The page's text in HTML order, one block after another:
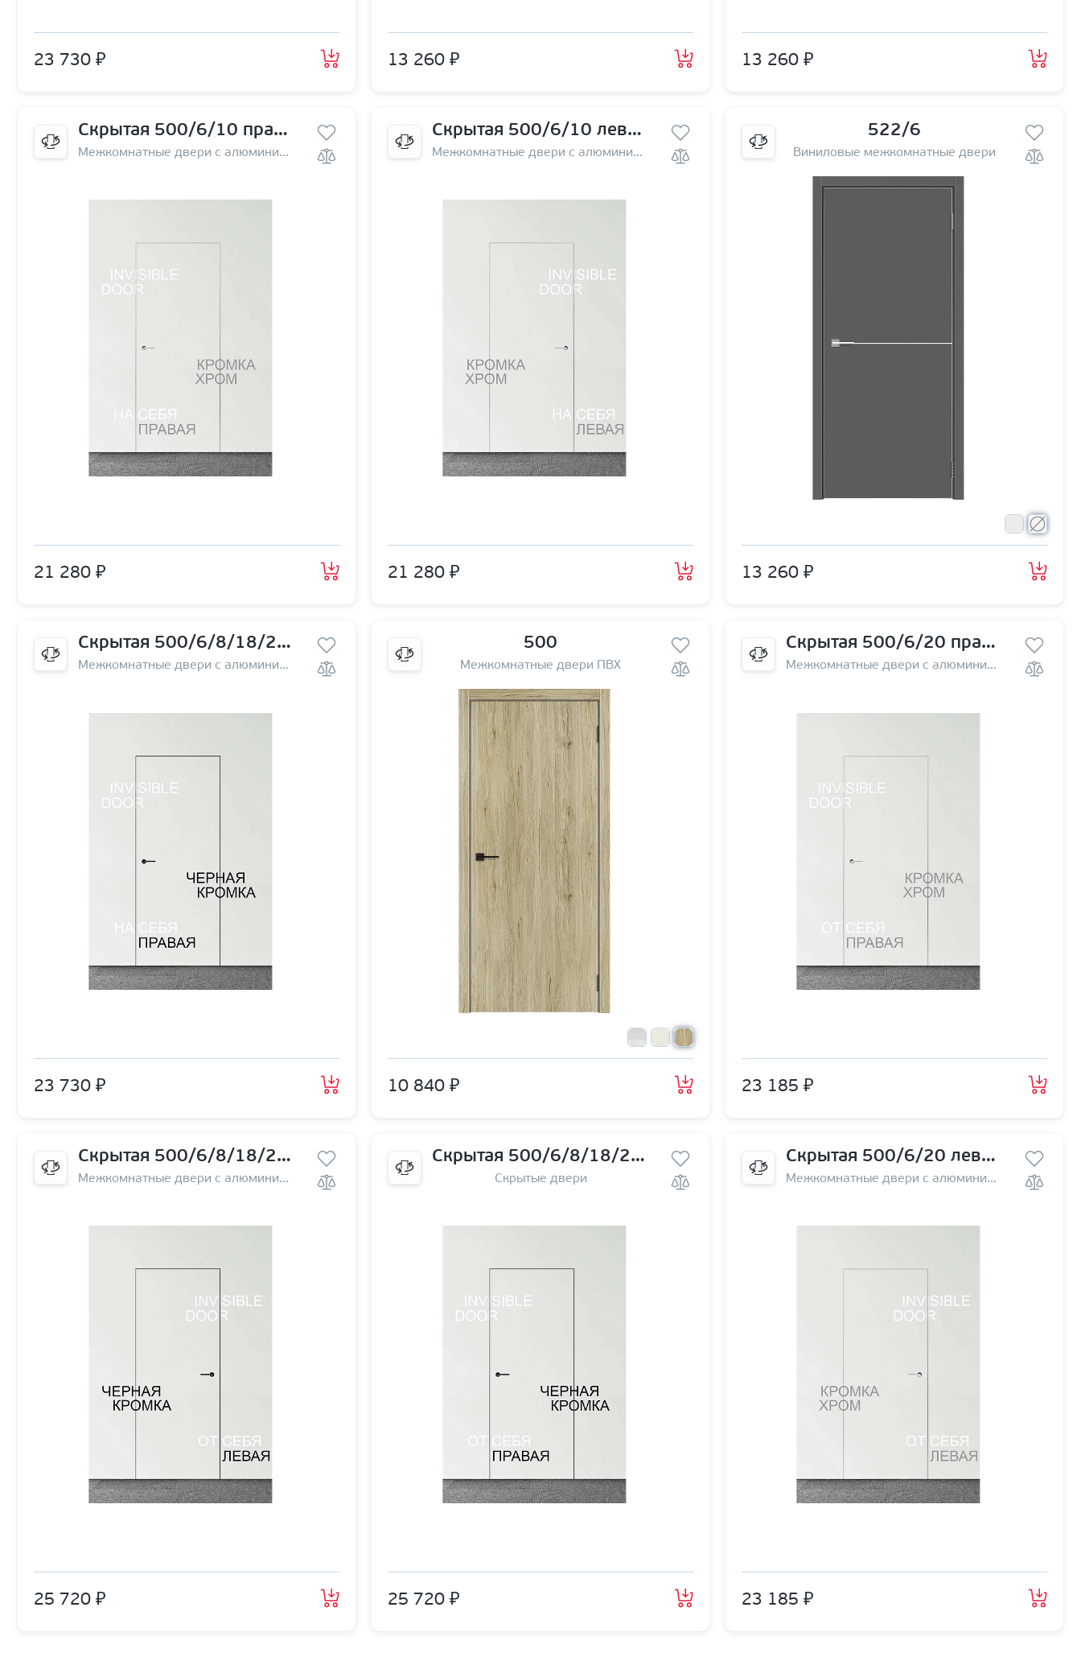
23 730 ₽ 13 260 ₽ 13 260 ₽
Скрытая 500/6/10 правая | на себя
Межкомнатные двери с алюминиевой кромкой
21 280 ₽
Скрытая 500/6/10 левая | на себя
Межкомнатные двери с алюминиевой кромкой
21 280 ₽
522/6
Виниловые межкомнатные двери
13 260 ₽
Скрытая 500/6/8/18/29 правая | на себя
Межкомнатные двери с алюминиевой кромкой
23 730 ₽
500
Межкомнатные двери ПВХ
10 840 ₽
Скрытая 500/6/20 правая | от себя
Межкомнатные двери с алюминиевой кромкой
23 185 ₽
Скрытая 500/6/8/18/29 левая | от себя
Межкомнатные двери с алюминиевой кромкой
25 720 ₽
Скрытая 500/6/8/18/29 правая | от себя
Скрытые двери
25 720 ₽
Скрытая 500/6/20 левая | от себя
Межкомнатные двери с алюминиевой кромкой
23 185 ₽